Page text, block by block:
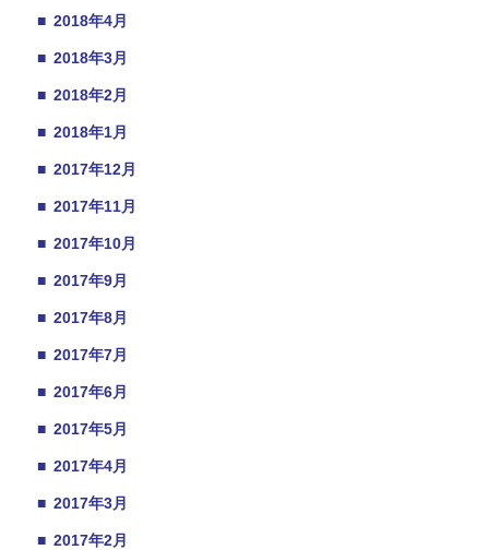
■ 2018年4月
■ 2018年3月
■ 2018年2月
■ 2018年1月
■ 2017年12月
■ 2017年11月
■ 2017年10月
■ 2017年9月
■ 2017年8月
■ 2017年7月
■ 2017年6月
■ 2017年5月
■ 2017年4月
■ 2017年3月
■ 2017年2月